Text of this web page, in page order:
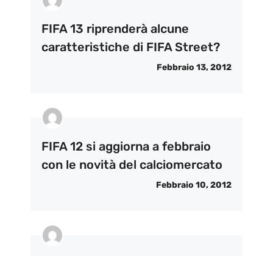
FIFA 13 riprenderà alcune
caratteristiche di FIFA Street?
Febbraio 13, 2012
FIFA 12 si aggiorna a febbraio
con le novità del calciomercato
Febbraio 10, 2012